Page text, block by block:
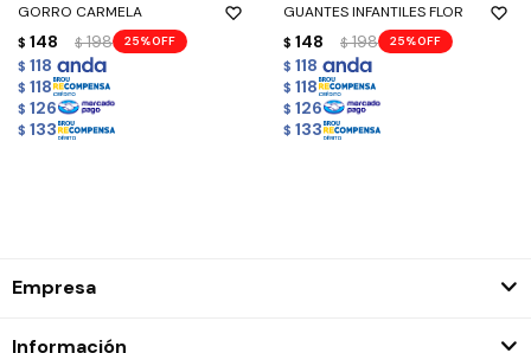
GORRO CARMELA
$ 148 $ 198 25
$ 118
$ 118
$ 126
$ 133
GUANTES INFANTILES FLOR
$ 148 $ 198 25
$ 118
$ 118
$ 126
$ 133
Empresa
Información